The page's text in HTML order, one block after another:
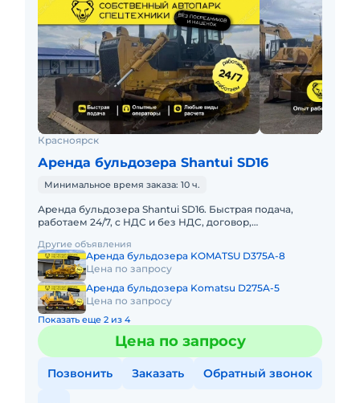
Красноярск
Аренда бульдозера Shantui SD16
Минимальное время заказа: 10 ч.
Аренда бульдозера Shantui SD16. Быстрая подача,
работаем 24/7, с НДС и без НДС, договор,
SHANTUI SD16Предоставляем в а
Другие объявления
Аренда бульдозера KOMATSU D375A-8
Цена по запросу
Аренда бульдозера Komatsu D275A-5
Цена по запросу
Показать еще 2 из 4
Цена по запросу
Позвонить Заказать Обратный звонок